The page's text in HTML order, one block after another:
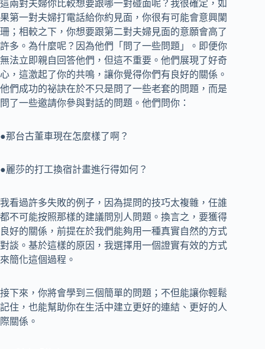
這兩對夫婦你比較想要跟哪一對碰面呢？我很確定，如
果第一對夫婦打電話給你約見面，你很有可能會意興闌
珊；相較之下，你想要跟第二對夫婦見面的意願會高了
許多。為什麼呢？因為他們「問了一些問題」。即便你
無法立即親自回答他們，但這不重要。他們展現了好奇
心，這激起了你的共鳴，讓你覺得你們有良好的關係。
他們成功的祕訣在於不只是問了一些老套的問題，而是
問了一些邀請你參與對話的問題。他們問你：
●那台古董車現在怎麼樣了啊？
●麗莎的打工換宿計畫進行得如何？
我看過許多失敗的例子，因為提問的技巧太複雜，任誰
都不可能按照那樣的建議問別人問題。換言之，要獲得
良好的關係，前提在於我們能夠用一種真實自然的方式
對談。基於這樣的原因，我選擇用一個證實有效的方式
來簡化這個過程。
接下來，你將會學到三個簡單的問題；不但能讓你輕鬆
記住，也能幫助你在生活中建立更好的連結、更好的人
際關係。